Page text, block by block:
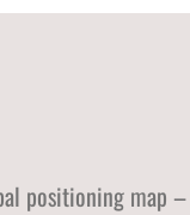
positioning map –